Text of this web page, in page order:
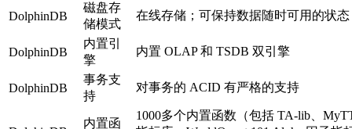
DolphinDB
磁盘存
储模式
在线存储；可保持数据随时可用的状态
DolphinDB
内置引
擎
内置 OLAP 和 TSDB 双引擎
DolphinDB
事务支
持
对事务的 ACID 有严格的支持
内置函
1000多个内置函数（包括 TA-lib、